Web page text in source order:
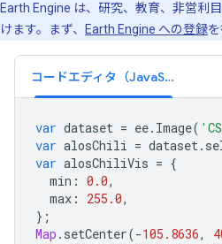
Earth Engine は、研究、教育、非営利
けます。まず、
Earth Engine への登録
コードエディタ（JavaScript）
var dataset = ee. Image(
var alosChili = dataset.
var alosChiliVis = {
min : 0.0,
max : 255.0,
};
Map . setCenter(-105.8636,